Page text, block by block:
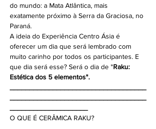
do mundo: a Mata Atlântica, mais
exatamente próximo à Serra da Graciosa, no
Paraná.
A ideia do Experiência Centro Ásia é
oferecer um dia que será lembrado com
muito carinho por todos os participantes. E
que dia será esse? Será o dia de "Raku:
Estética dos 5 elementos".
O QUE É CERÂMICA RAKU?